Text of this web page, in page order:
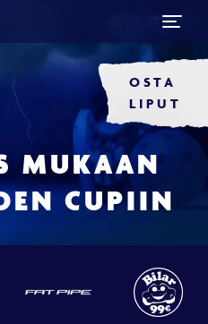
OSTA
LIPUT
MUKAAN
CUPIIN